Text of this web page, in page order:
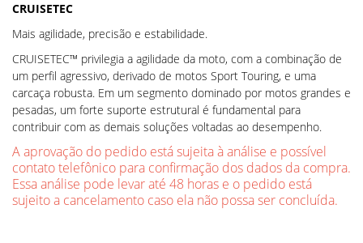
CRUISETEC
Mais agilidade, precisão e estabilidade.
CRUISETEC™ privilegia a agilidade da moto, com a combinação de
um perfil agressivo, derivado de motos Sport Touring, e uma
carcaça robusta. Em um segmento dominado por motos grandes e
pesadas, um forte suporte estrutural é fundamental para
contribuir com as demais soluções voltadas ao desempenho.
A aprovação do pedido está sujeita à análise e possível
contato telefônico para confirmação dos dados da compra.
Essa análise pode levar até 48 horas e o pedido está
sujeito a cancelamento caso ela não possa ser concluída.